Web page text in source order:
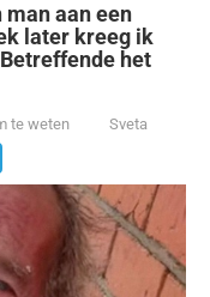
aan een
later kreeg ik
het
te weten Sveta